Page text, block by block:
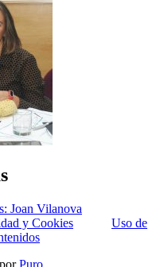
Joan Vilanova
y Cookies
Uso de
Puro